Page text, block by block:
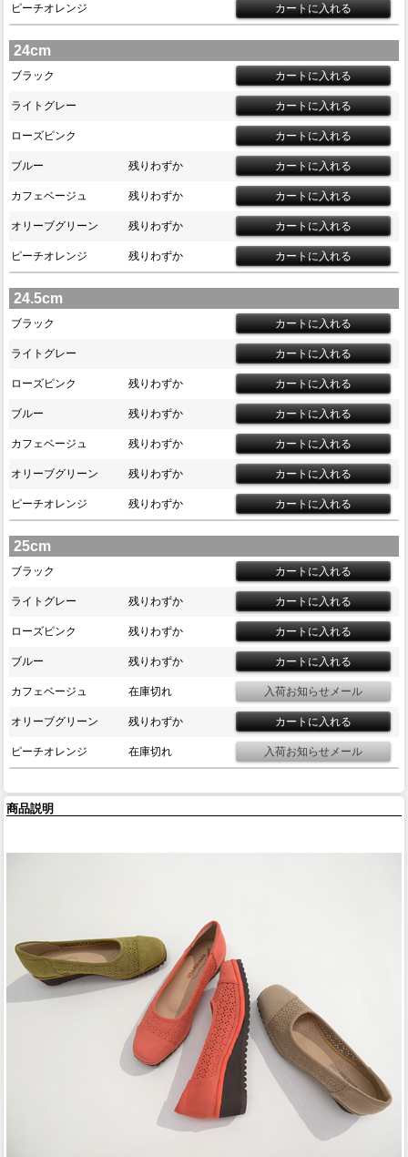
ピーチオレンジ
24cm
ブラック
ライトグレー
ローズピンク
ブルー 残りわずか
カフェベージュ 残りわずか
オリーブグリーン 残りわずか
ピーチオレンジ 残りわずか
24.5cm
ブラック
ライトグレー
ローズピンク 残りわずか
ブルー 残りわずか
カフェベージュ 残りわずか
オリーブグリーン 残りわずか
ピーチオレンジ 残りわずか
25cm
ブラック
ライトグレー 残りわずか
ローズピンク 残りわずか
ブルー 残りわずか
カフェベージュ 在庫切れ
オリーブグリーン 残りわずか
ピーチオレンジ 在庫切れ
商品説明